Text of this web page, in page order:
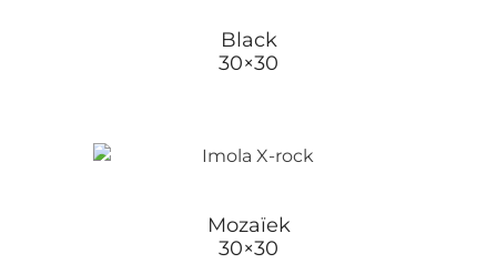
Black
30×30
Mozaïek
30×30